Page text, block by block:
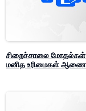
சிறைச்சாலை மோதல்கள்
மனித உரிமைகள்